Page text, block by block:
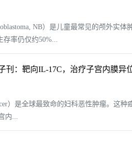
NB）是儿童最常见的颅外实
率仍仅约50%...
刊：靶向IL-17C，治疗子宫内膜异
）是全球最致命的妇科恶性肿瘤。这
内...